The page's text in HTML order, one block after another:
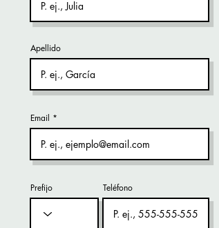
Apellido
Email
Prefijo Teléfono